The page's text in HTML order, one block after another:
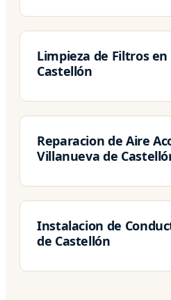
Limpieza de Filtros
Castellón
Reparacion de Aire
Villanueva de
Instalacion de
de Castellón